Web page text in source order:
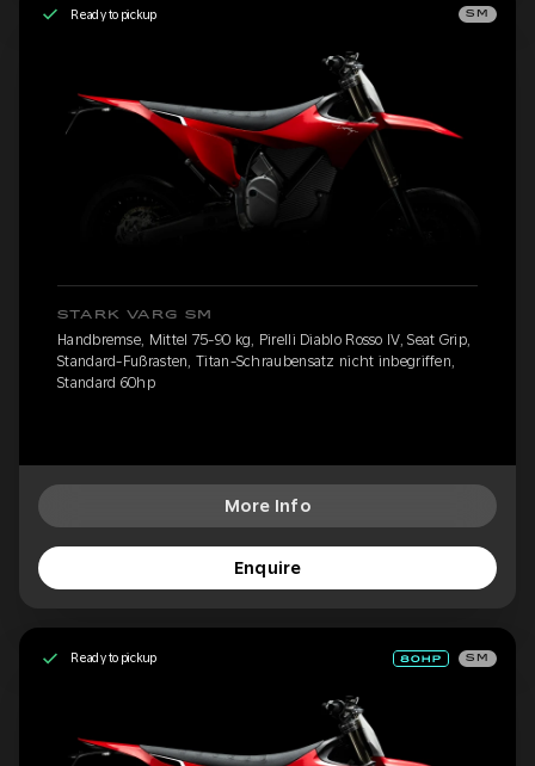
Ready to pickup SM
STARK VARG SM
Handbremse, Mittel 75-90 kg, Pirelli Diablo Rosso IV, Seat Grip,
Standard-Fußrasten, Titan-Schraubensatz nicht inbegriffen,
Standard 60hp
More Info
Enquire
Ready to pickup SM